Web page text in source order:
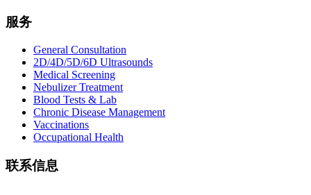
服务
General Consultation
2D/4D/5D/6D Ultrasounds
Medical Screening
Nebulizer Treatment
Blood Tests & Lab
Chronic Disease Management
Vaccinations
Occupational Health
联系信息